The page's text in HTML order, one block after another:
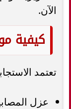
الآن.
كيفية
تعتمد
عزل